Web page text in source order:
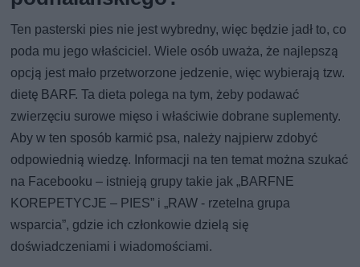
Ten pasterski pies nie jest wybredny, więc będzie jadł to, co
poda mu jego właściciel. Wiele osób uważa, że najlepszą
opcją jest mało przetworzone jedzenie, więc wybierają tzw.
dietę BARF. Ta dieta polega na tym, żeby podawać
zwierzęciu surowe mięso i właściwie dobrane suplementy.
Aby w ten sposób karmić psa, należy najpierw zdobyć
odpowiednią wiedzę. Informacji na ten temat można szukać
na Facebooku – istnieją grupy takie jak „BARFNE
KOREPETYCJE – PIES” i „RAW - rzetelna grupa
wsparcia”, gdzie ich członkowie dzielą się
doświadczeniami i wiadomościami.